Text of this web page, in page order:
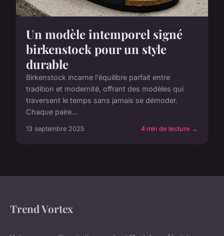
Un modèle intemporel signé
birkenstock pour un style
durable
Birkenstock incarne l'équilibre parfait entre
tradition et modernité, offrant des modèles qui
traversent le temps sans jamais se démoder.
Chaque paire...
13 septembre 2025 4 min de lecture →
Trend Vortex